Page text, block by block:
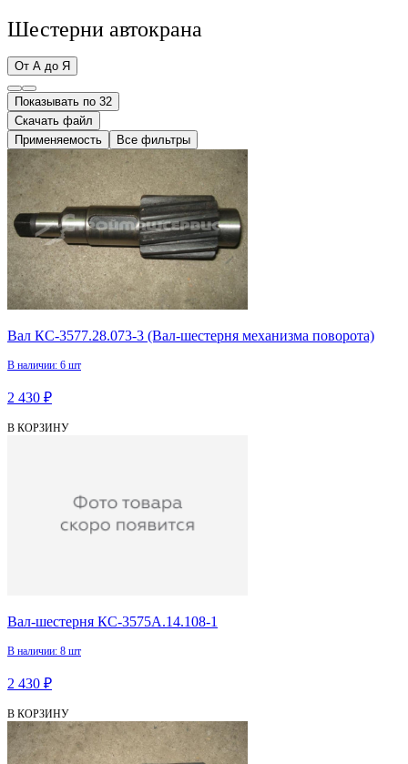
Шестерни автокрана
От А до Я
Показывать по 32
Скачать файл
Применяемость
Все фильтры
Вал КС-3577.28.073-3 (Вал-шестерня механизма поворота)
В наличии: 6 шт
2 430 ₽
В КОРЗИНУ
Вал-шестерня КС-3575А.14.108-1
В наличии: 8 шт
2 430 ₽
В КОРЗИНУ